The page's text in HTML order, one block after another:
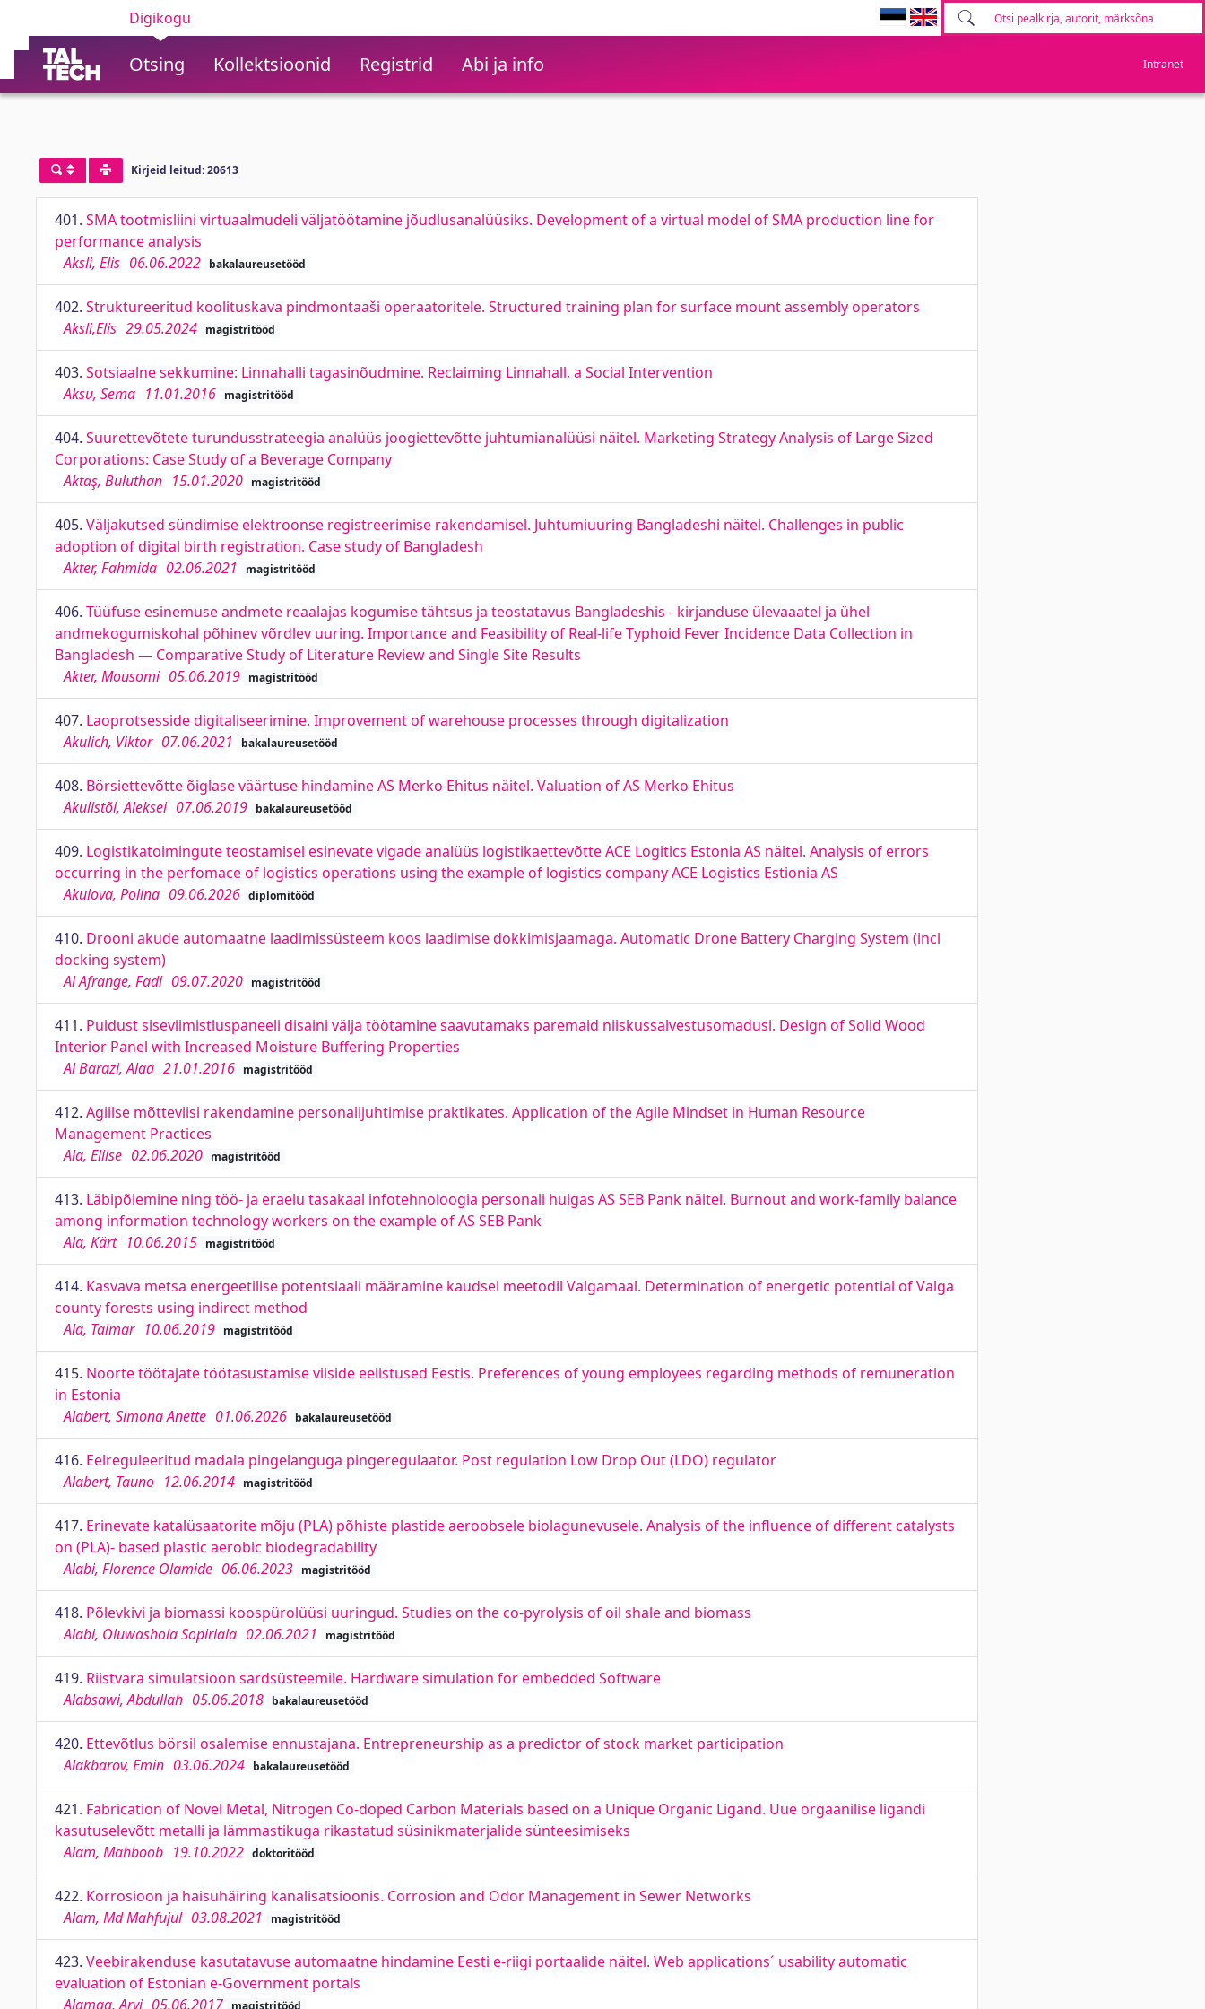
Digikogu
Otsing Kollektsioonid Registrid Abi ja info Intranet
Kirjeid leitud: 20613
401. SMA tootmisliini virtuaalmudeli väljatöötamine jõudlusanalüüsiks. Development of a virtual model of SMA production line for
performance analysis
Aksli, Elis 06.06.2022 bakalaureusetööd
402. Struktureeritud koolituskava pindmontaaši operaatoritele. Structured training plan for surface mount assembly operators
Aksli,Elis 29.05.2024 magistritööd
403. Sotsiaalne sekkumine: Linnahalli tagasinõudmine. Reclaiming Linnahall, a Social Intervention
Aksu, Sema 11.01.2016 magistritööd
404. Suurettevõtete turundusstrateegia analüüs joogiettevõtte juhtumianalüüsi näitel. Marketing Strategy Analysis of Large Sized
Corporations: Case Study of a Beverage Company
Aktaş, Buluthan 15.01.2020 magistritööd
405. Väljakutsed sündimise elektroonse registreerimise rakendamisel. Juhtumiuuring Bangladeshi näitel. Challenges in public
adoption of digital birth registration. Case study of Bangladesh
Akter, Fahmida 02.06.2021 magistritööd
406. Tüüfuse esinemuse andmete reaalajas kogumise tähtsus ja teostatavus Bangladeshis - kirjanduse ülevaaatel ja ühel
andmekogumiskohal põhinev võrdlev uuring. Importance and Feasibility of Real-life Typhoid Fever Incidence Data Collection in
Bangladesh — Comparative Study of Literature Review and Single Site Results
Akter, Mousomi 05.06.2019 magistritööd
407. Laoprotsesside digitaliseerimine. Improvement of warehouse processes through digitalization
Akulich, Viktor 07.06.2021 bakalaureusetööd
408. Börsiettevõtte õiglase väärtuse hindamine AS Merko Ehitus näitel. Valuation of AS Merko Ehitus
Akulistõi, Aleksei 07.06.2019 bakalaureusetööd
409. Logistikatoimingute teostamisel esinevate vigade analüüs logistikaettevõtte ACE Logitics Estonia AS näitel. Analysis of errors
occurring in the perfomace of logistics operations using the example of logistics company ACE Logistics Estionia AS
Akulova, Polina 09.06.2026 diplomitööd
410. Drooni akude automaatne laadimissüsteem koos laadimise dokkimisjaamaga. Automatic Drone Battery Charging System (incl
docking system)
Al Afrange, Fadi 09.07.2020 magistritööd
411. Puidust siseviimistluspaneeli disaini välja töötamine saavutamaks paremaid niiskussalvestusomadusi. Design of Solid Wood
Interior Panel with Increased Moisture Buffering Properties
Al Barazi, Alaa 21.01.2016 magistritööd
412. Agiilse mõtteviisi rakendamine personalijuhtimise praktikates. Application of the Agile Mindset in Human Resource
Management Practices
Ala, Eliise 02.06.2020 magistritööd
413. Läbipõlemine ning töö- ja eraelu tasakaal infotehnoloogia personali hulgas AS SEB Pank näitel. Burnout and work-family balance
among information technology workers on the example of AS SEB Pank
Ala, Kärt 10.06.2015 magistritööd
414. Kasvava metsa energeetilise potentsiaali määramine kaudsel meetodil Valgamaal. Determination of energetic potential of Valga
county forests using indirect method
Ala, Taimar 10.06.2019 magistritööd
415. Noorte töötajate töötasustamise viiside eelistused Eestis. Preferences of young employees regarding methods of remuneration
in Estonia
Alabert, Simona Anette 01.06.2026 bakalaureusetööd
416. Eelreguleeritud madala pingelanguga pingeregulaator. Post regulation Low Drop Out (LDO) regulator
Alabert, Tauno 12.06.2014 magistritööd
417. Erinevate katalüsaatorite mõju (PLA) põhiste plastide aeroobsele biolagunevusele. Analysis of the influence of different catalysts
on (PLA)- based plastic aerobic biodegradability
Alabi, Florence Olamide 06.06.2023 magistritööd
418. Põlevkivi ja biomassi koospürolüüsi uuringud. Studies on the co-pyrolysis of oil shale and biomass
Alabi, Oluwashola Sopiriala 02.06.2021 magistritööd
419. Riistvara simulatsioon sardsüsteemile. Hardware simulation for embedded Software
Alabsawi, Abdullah 05.06.2018 bakalaureusetööd
420. Ettevõtlus börsil osalemise ennustajana. Entrepreneurship as a predictor of stock market participation
Alakbarov, Emin 03.06.2024 bakalaureusetööd
421. Fabrication of Novel Metal, Nitrogen Co-doped Carbon Materials based on a Unique Organic Ligand. Uue orgaanilise ligandi
kasutuselevõtt metalli ja lämmastikuga rikastatud süsinikmaterjalide sünteesimiseks
Alam, Mahboob 19.10.2022 doktoritööd
422. Korrosioon ja haisuhäiring kanalisatsioonis. Corrosion and Odor Management in Sewer Networks
Alam, Md Mahfujul 03.08.2021 magistritööd
423. Veebirakenduse kasutatavuse automaatne hindamine Eesti e-riigi portaalide näitel. Web applications´ usability automatic
evaluation of Estonian e-Government portals
Alamaa, Arvi 05.06.2017 magistritööd